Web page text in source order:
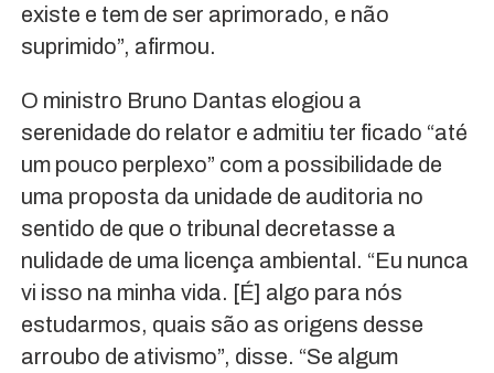
existe e tem de ser aprimorado, e não
suprimido”, afirmou.
O ministro Bruno Dantas elogiou a
serenidade do relator e admitiu ter ficado “até
um pouco perplexo” com a possibilidade de
uma proposta da unidade de auditoria no
sentido de que o tribunal decretasse a
nulidade de uma licença ambiental. “Eu nunca
vi isso na minha vida. [É] algo para nós
estudarmos, quais são as origens desse
arroubo de ativismo”, disse. “Se algum